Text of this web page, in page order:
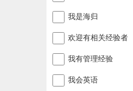
我是海归
欢迎有相关经验者
我有管理经验
我会英语